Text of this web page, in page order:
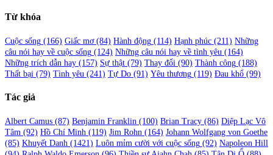
Từ khóa
Cuộc sống (166) Giấc mơ(84) Hành động (114) Hạnh phúc (211) Những
câu nói hay về cuộc sống (124) Những câu nói hay về tình yêu (164)
Những trích dẫn hay (157) Sự thật (79) Thay đổi (90) Thành công (188)
Thất bại (79) Tình yêu (241) Tự Do (91) Yêu thương (119) Đau khổ (99)
Tác giả
Albert Camus (87) Benjamin Franklin (100) Brian Tracy (86) Diệp Lạc Vô
Tâm (92) Hồ Chí Minh (119) Jim Rohn (164) Johann Wolfgang von Goethe
(85) Khuyết Danh (1421) Luôn mỉm cười với cuộc sống (92) Napoleon Hill